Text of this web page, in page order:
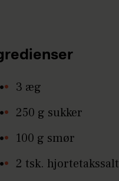
3 æg
250 g sukker
100 g smør
2 tsk. hjortetakssalt